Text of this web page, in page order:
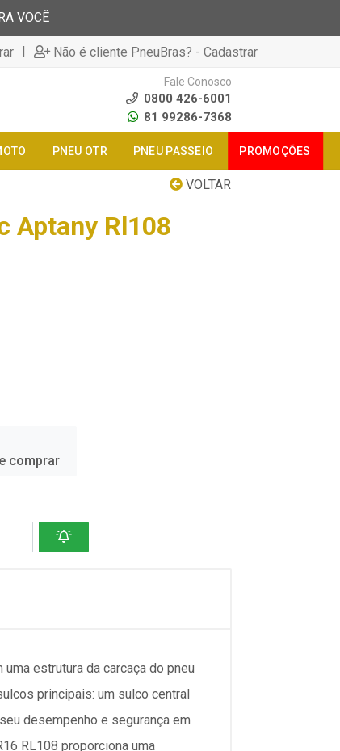
VOCÊ
| Não é cliente PneuBras? - Cadastrar
Fale Conosco
0800 426-6001
81 99286-7368
PNEU OTR PNEU PASSEIO PROMOÇÕES
VOLTAR
Aptany Rl108
comprar
estrutura da carcaça do pneu
principais: um sulco central
desempenho e segurança em
RL108 proporciona uma